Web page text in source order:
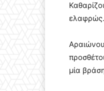
ελαφρώς.
μία